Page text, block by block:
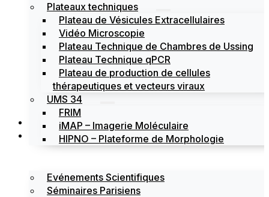
Plateaux techniques
Plateau de Vésicules Extracellulaires
Vidéo Microscopie
Plateau Technique de Chambres de Ussing
Plateau Technique qPCR
Plateau de production de cellules
thérapeutiques et vecteurs viraux
UMS 34
FRIM
iMAP – Imagerie Moléculaire
HIPNO – Plateforme de Morphologie
Actualités
Évènements
Evénements Scientifiques
Séminaires Parisiens